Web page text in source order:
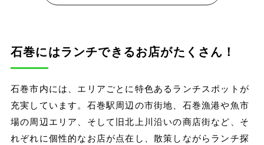
石巻にはランチできるお店がたくさん！
石巻市内には、エリアごとに特色あるランチスポットが
充実しています。石巻駅周辺の市街地、石巻漁港や魚市
場の周辺エリア、そして旧北上川沿いの商店街など、そ
れぞれに個性的なお店が点在し、散策しながらランチ探